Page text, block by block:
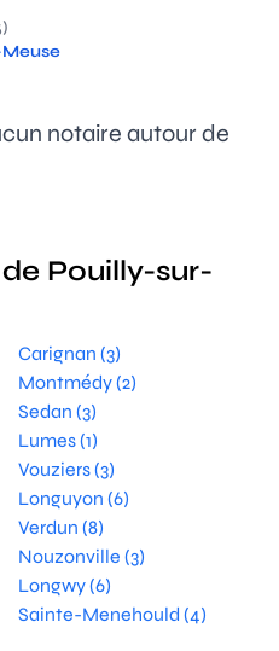
notaire autour de
Pouilly-sur-
Carignan (3)
Montmédy (2)
Sedan (3)
Lumes (1)
Vouziers (3)
Longuyon (6)
Verdun (8)
Nouzonville (3)
Longwy (6)
Sainte-Menehould (4)